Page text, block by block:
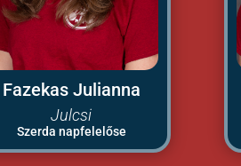
Fazekas Julianna
Julcsi
Szerda napfelelőse